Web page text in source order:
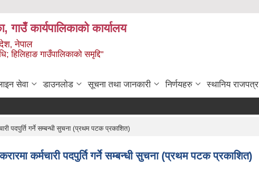
गाउँ कार्यपालिकाको कार्यालय
नेपाल
हिलिहाङ गाउँपालिकाको समृद्दि"
सेवा डाउनलोड सूचना तथा जानकारी निर्णयहरु स्थानिय राजपत्र
पदपुर्ति गर्ने सम्बन्धी सुचना (प्रथम पटक प्रकाशित)
कर्मचारी पदपुर्ति गर्ने सम्बन्धी सुचना (प्रथम पटक प्रकाशित)